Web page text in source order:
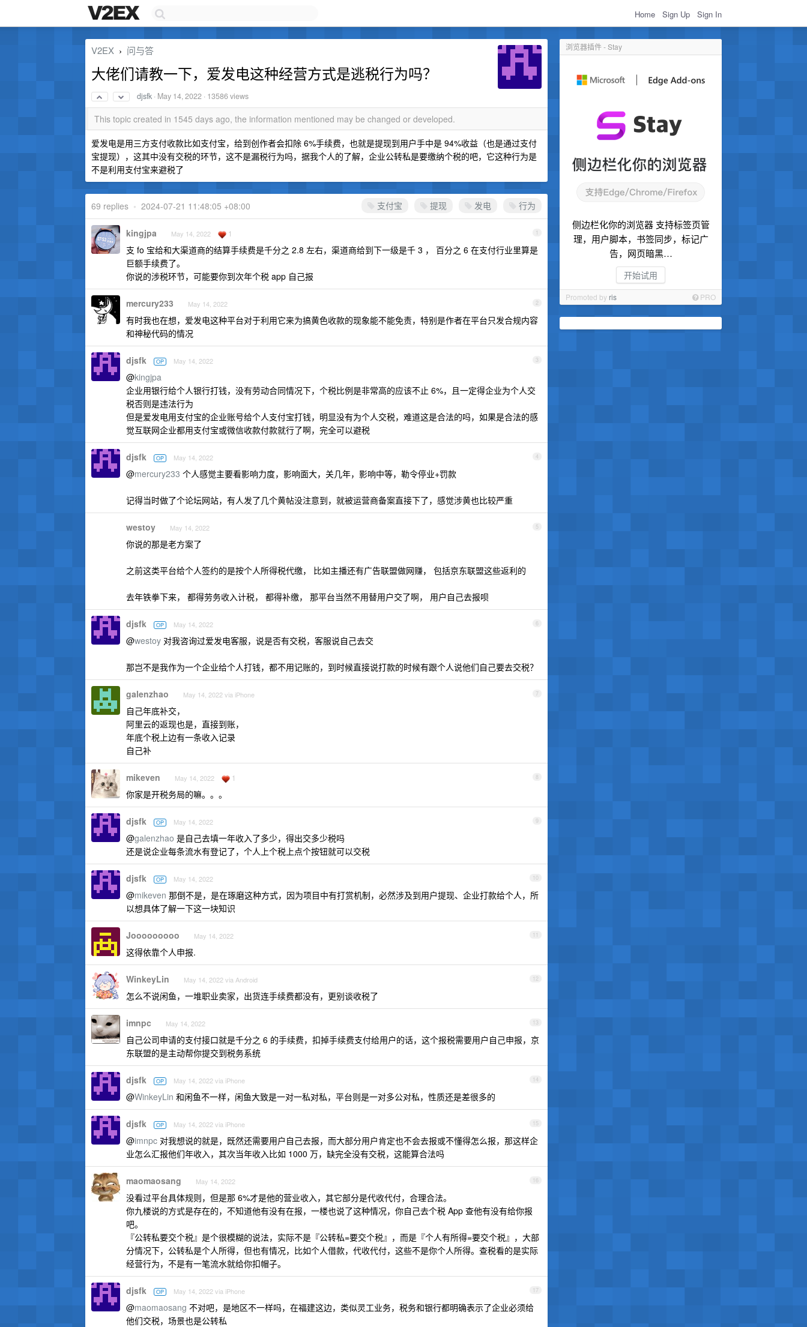
Home Sign Up Sign In
浏览器插件 - Stay
侧边栏化你的浏览器 支持标签页管
理，用户脚本，书签同步，标记广
告，网页暗黑…
开始试用
Promoted by ris PRO
V2EX › 问与答
大佬们请教一下，爱发电这种经营方式是逃税行为吗？
djsfk · May 14, 2022 · 13586 views
This topic created in 1545 days ago, the information mentioned may be changed or developed.
爱发电是用三方支付收款比如支付宝，给到创作者会扣除 6%手续费，也就是提现到用户手中是 94%收益（也是通过支付
宝提现），这其中没有交税的环节，这不是漏税行为吗，据我个人的了解，企业公转私是要缴纳个税的吧，它这种行为是
不是利用支付宝来避税了
支付宝 提现 发电 行为
69 replies • 2024-07-21 11:48:05 +08:00
1
kingjpa May 14, 2022 1
支 fo 宝给和大渠道商的结算手续费是千分之 2.8 左右，渠道商给到下一级是千 3 ， 百分之 6 在支付行业里算是
巨额手续费了。
你说的涉税环节，可能要你到次年个税 app 自己报
2
mercury233 May 14, 2022
有时我也在想，爱发电这种平台对于利用它来为搞黄色收款的现象能不能免责，特别是作者在平台只发合规内容
和神秘代码的情况
3
djsfk OP May 14, 2022
@kingjpa
企业用银行给个人银行打钱，没有劳动合同情况下，个税比例是非常高的应该不止 6%，且一定得企业为个人交
税否则是违法行为
但是爱发电用支付宝的企业账号给个人支付宝打钱，明显没有为个人交税，难道这是合法的吗，如果是合法的感
觉互联网企业都用支付宝或微信收款付款就行了啊，完全可以避税
4
djsfk OP May 14, 2022
@mercury233 个人感觉主要看影响力度，影响面大，关几年，影响中等，勒令停业+罚款
记得当时做了个论坛网站，有人发了几个黄帖没注意到，就被运营商备案直接下了，感觉涉黄也比较严重
5
westoy May 14, 2022
你说的那是老方案了
之前这类平台给个人签约的是按个人所得税代缴， 比如主播还有广告联盟做网赚， 包括京东联盟这些返利的
去年铁拳下来， 都得劳务收入计税， 都得补缴， 那平台当然不用替用户交了啊， 用户自己去报呗
6
djsfk OP May 14, 2022
@westoy 对我咨询过爱发电客服，说是否有交税，客服说自己去交
那岂不是我作为一个企业给个人打钱，都不用记账的，到时候直接说打款的时候有跟个人说他们自己要去交税？
7
galenzhao May 14, 2022 via iPhone
自己年底补交，
阿里云的返现也是，直接到账，
年底个税上边有一条收入记录
自己补
8
mikeven May 14, 2022 1
你家是开税务局的嘛。。。
9
djsfk OP May 14, 2022
@galenzhao 是自己去填一年收入了多少，得出交多少税吗
还是说企业每条流水有登记了，个人上个税上点个按钮就可以交税
10
djsfk OP May 14, 2022
@mikeven 那倒不是，是在琢磨这种方式，因为项目中有打赏机制，必然涉及到用户提现、企业打款给个人，所
以想具体了解一下这一块知识
11
Jooooooooo May 14, 2022
这得依靠个人申报.
12
WinkeyLin May 14, 2022 via Android
怎么不说闲鱼，一堆职业卖家，出货连手续费都没有，更别谈收税了
13
imnpc May 14, 2022
自己公司申请的支付接口就是千分之 6 的手续费，扣掉手续费支付给用户的话，这个报税需要用户自己申报，京
东联盟的是主动帮你提交到税务系统
14
djsfk OP May 14, 2022 via iPhone
@WinkeyLin 和闲鱼不一样，闲鱼大致是一对一私对私，平台则是一对多公对私，性质还是差很多的
15
djsfk OP May 14, 2022 via iPhone
@imnpc 对我想说的就是，既然还需要用户自己去报，而大部分用户肯定也不会去报或不懂得怎么报，那这样企
业怎么汇报他们年收入，其次当年收入比如 1000 万，缺完全没有交税，这能算合法吗
16
maomaosang May 14, 2022
没看过平台具体规则，但是那 6%才是他的营业收入，其它部分是代收代付，合理合法。
你九楼说的方式是存在的，不知道他有没有在报，一楼也说了这种情况，你自己去个税 App 查他有没有给你报
吧。
『公转私要交个税』是个很模糊的说法，实际不是『公转私=要交个税』，而是『个人有所得=要交个税』，大部
分情况下，公转私是个人所得，但也有情况，比如个人借款，代收代付，这些不是你个人所得。查税看的是实际
经营行为，不是有一笔流水就给你扣帽子。
17
djsfk OP May 14, 2022 via iPhone
@maomaosang 不对吧，是地区不一样吗，在福建这边，类似灵工业务，税务和银行都明确表示了企业必须给
他们交税，场景也是公转私